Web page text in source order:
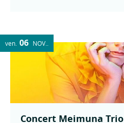
ven. 06 NOV.
Concert Meimuna Trio